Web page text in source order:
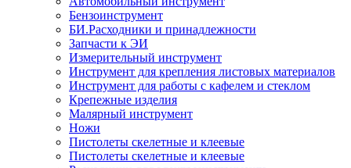
Бензоинструмент
БИ.Расходники и принадлежности
Запчасти к ЭИ
Измерительный инструмент
Инструмент для крепления листовых материалов
Инструмент для работы с кафелем и стеклом
Крепежные изделия
Малярный инструмент
Ножи
Пистолеты скелетные и клеевые
Пистолеты скелетные и клеевые